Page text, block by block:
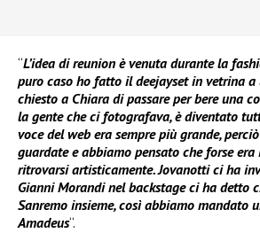
“L’idea di reunion è venuta durante la
puro caso ho fatto il deejayset in vetrina a
chiesto a Chiara di passare per bere una
la gente che ci fotografava, è diventato
voce del web era sempre più grande,
guardate e abbiamo pensato che forse
ritrovarsi artisticamente. Jovanotti ci ha
Gianni Morandi nel backstage ci ha detto
Sanremo insieme, così abbiamo mandato
Amadeus“.